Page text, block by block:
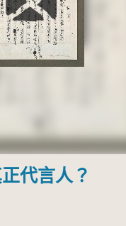
代言人？